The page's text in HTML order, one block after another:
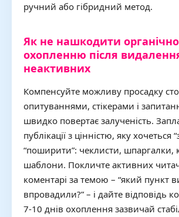
ручний або гібридний метод.
Як не нашкодити
охопленню після
неактивних
Компенсуйте можливу просадку
опитуваннями, стікерами і
швидко повертає залученість.
публікації з цінністю, яку хочеться
“поширити”: чеклисти, шпаргалки,
шаблони. Покличте активних
коментарі за темою – “який пункт
впровадили?” – і дайте відповідь
7-10 днів охоплення зазвичай